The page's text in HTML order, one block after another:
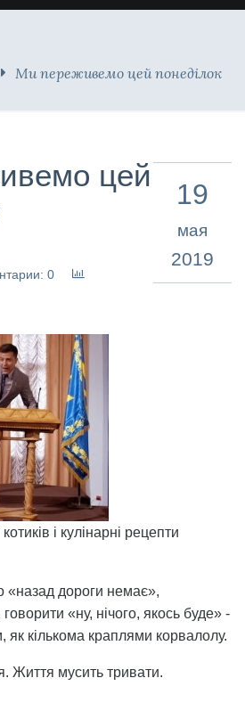
Ми переживемо цей понеділок
цей
0
19
мая
2019
і кулінарні рецепти
«назад дороги немає»,
«ну, нічого, якось буде» -
як кількома краплями корвалолу.
Життя мусить тривати.